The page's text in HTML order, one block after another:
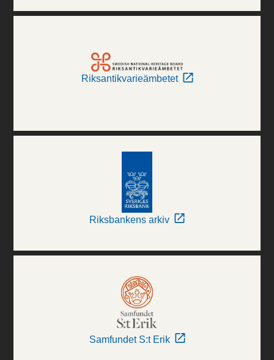
Riksantikvarieämbetet
Riksbankens arkiv
Samfundet S:t Erik